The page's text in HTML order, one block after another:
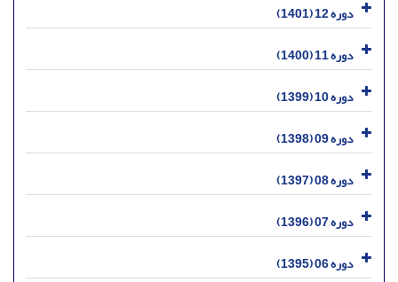
دوره 12 (1401)
دوره 11 (1400)
دوره 10 (1399)
دوره 09 (1398)
دوره 08 (1397)
دوره 07 (1396)
دوره 06 (1395)